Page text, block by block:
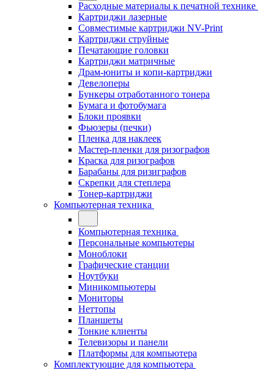
Расходные материалы к печатной технике
Картриджи лазерные
Совместимые картриджи NV-Print
Картриджи струйные
Печатающие головки
Картриджи матричные
Драм-юниты и копи-картриджи
Девелоперы
Бункеры отработанного тонера
Бумага и фотобумага
Блоки проявки
Фьюзеры (печки)
Пленка для наклеек
Мастер-пленки для ризографов
Краска для ризографов
Барабаны для ризиграфов
Скрепки для степлера
Тонер-картриджи
Компьютерная техника
Компьютерная техника
Персональные компьютеры
Моноблоки
Графические станции
Ноутбуки
Миникомпьютеры
Мониторы
Неттопы
Планшеты
Тонкие клиенты
Телевизоры и панели
Платформы для компьютера
Комплектующие для компьютера